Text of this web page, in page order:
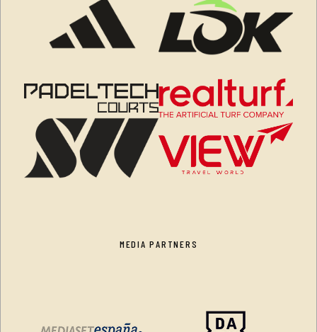
MEDIA PARTNERS